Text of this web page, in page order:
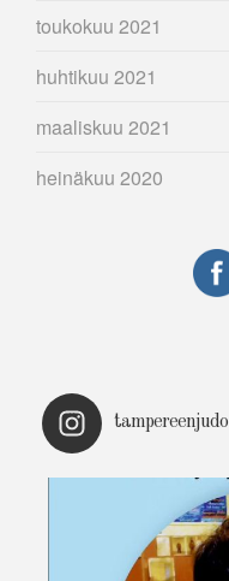
toukokuu 2021
huhtikuu 2021
maaliskuu 2021
heinäkuu 2020
tampereenjudo